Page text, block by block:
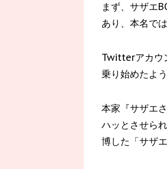
まず、サザエ
あり、本名で
Twitterアカウ
乗り始めたよう
本家『サザエ
ハッとさせら
博した「サザ